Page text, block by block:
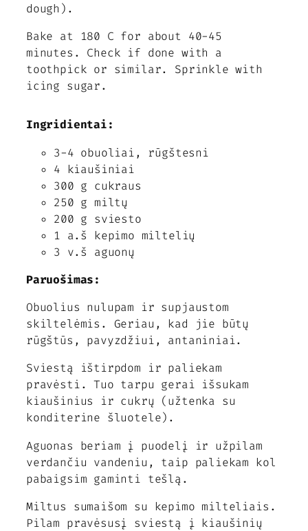
dough).
Bake at 180 C for about 40-45
minutes. Check if done with a
toothpick or similar. Sprinkle with
icing sugar.
Ingridientai:
3-4 obuoliai, rūgštesni
4 kiaušiniai
300 g cukraus
250 g miltų
200 g sviesto
1 a.š kepimo miltelių
3 v.š aguonų
Paruošimas:
Obuolius nulupam ir supjaustom
skiltelėmis. Geriau, kad jie būtų
rūgštūs, pavyzdžiui, antaniniai.
Sviestą ištirpdom ir paliekam
pravėsti. Tuo tarpu gerai išsukam
kiaušinius ir cukrų (užtenka su
konditerine šluotele).
Aguonas beriam į puodelį ir užpilam
verdančiu vandeniu, taip paliekam kol
pabaigsim gaminti tešlą.
Miltus sumaišom su kepimo milteliais.
Pilam pravėsusį sviestą į kiaušinių